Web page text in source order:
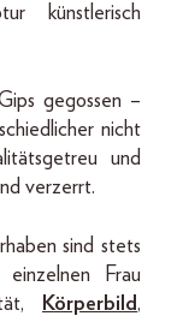
künstlerisch
gegossen –
nicht
und
verzerrt.
sind stets
Frau
Körperbild,